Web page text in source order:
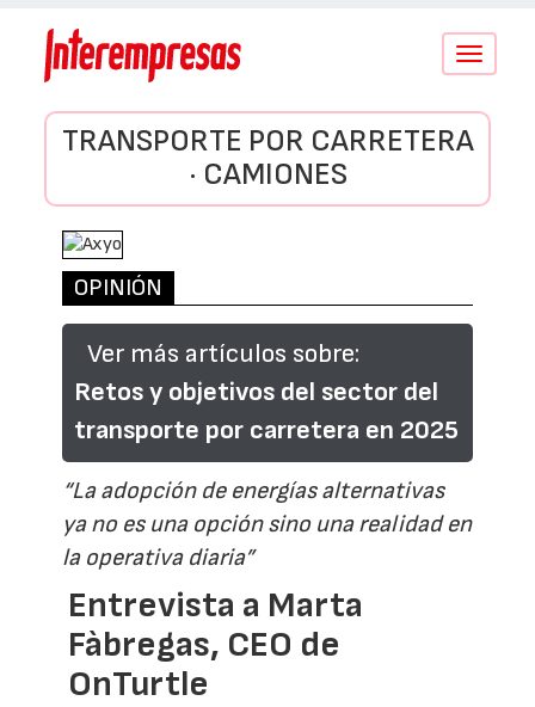
Conmutar
TRANSPORTE POR CARRETERA
· CAMIONES
OPINIÓN
Ver más artículos sobre:
Retos y objetivos del sector del
transporte por carretera en 2025
“La adopción de energías alternativas
ya no es una opción sino una realidad en
la operativa diaria”
Entrevista a Marta
Fàbregas, CEO de
OnTurtle